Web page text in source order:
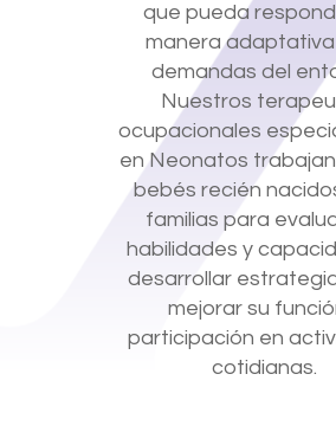
que pueda
manera adaptativa
demandas del
Nuestros
ocupacionales
en Neonatos
bebés recién
familias para
habilidades y
desarrollar
mejorar su
participación en
cotidianas.